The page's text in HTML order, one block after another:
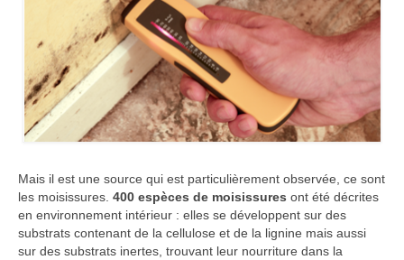
Mais il est une source qui est particulièrement observée, ce sont
les moisissures. 400 espèces de moisissures ont été décrites
en environnement intérieur : elles se développent sur des
substrats contenant de la cellulose et de la lignine mais aussi
sur des substrats inertes, trouvant leur nourriture dans la